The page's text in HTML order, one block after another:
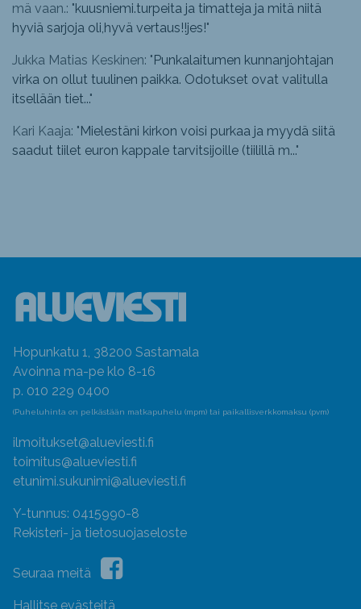
mä vaan.: "kuusniemi.turpeita ja timatteja ja mitä niitä
hyviä sarjoja oli,hyvä vertaus!!jes!"
Jukka Matias Keskinen: "Punkalaitumen kunnanjohtajan
virka on ollut tuulinen paikka. Odotukset ovat valitulla
itsellään tiet..."
Kari Kaaja: "Mielestäni kirkon voisi purkaa ja myydä siitä
saadut tiilet euron kappale tarvitsijoille (tiilillä m..."
Hopunkatu 1, 38200 Sastamala
Avoinna ma-pe klo 8-16
p. 010 229 0400
(Puheluhinta on pelkästään matkapuhelu (mpm) tai paikallisverkkomaksu (pvm)
ilmoitukset@alueviesti.fi
toimitus@alueviesti.fi
etunimi.sukunimi@alueviesti.fi
Y-tunnus: 0415990-8
Rekisteri- ja tietosuojaseloste
Seuraa meitä
Hallitse evästeitä